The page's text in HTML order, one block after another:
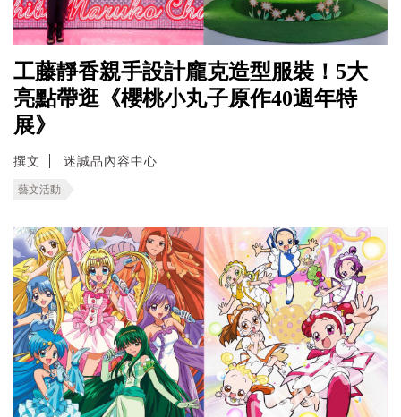
工藤靜香親手設計龐克造型服裝！5大
亮點帶逛《櫻桃小丸子原作40週年特
展》
撰文 迷誠品內容中心
藝文活動